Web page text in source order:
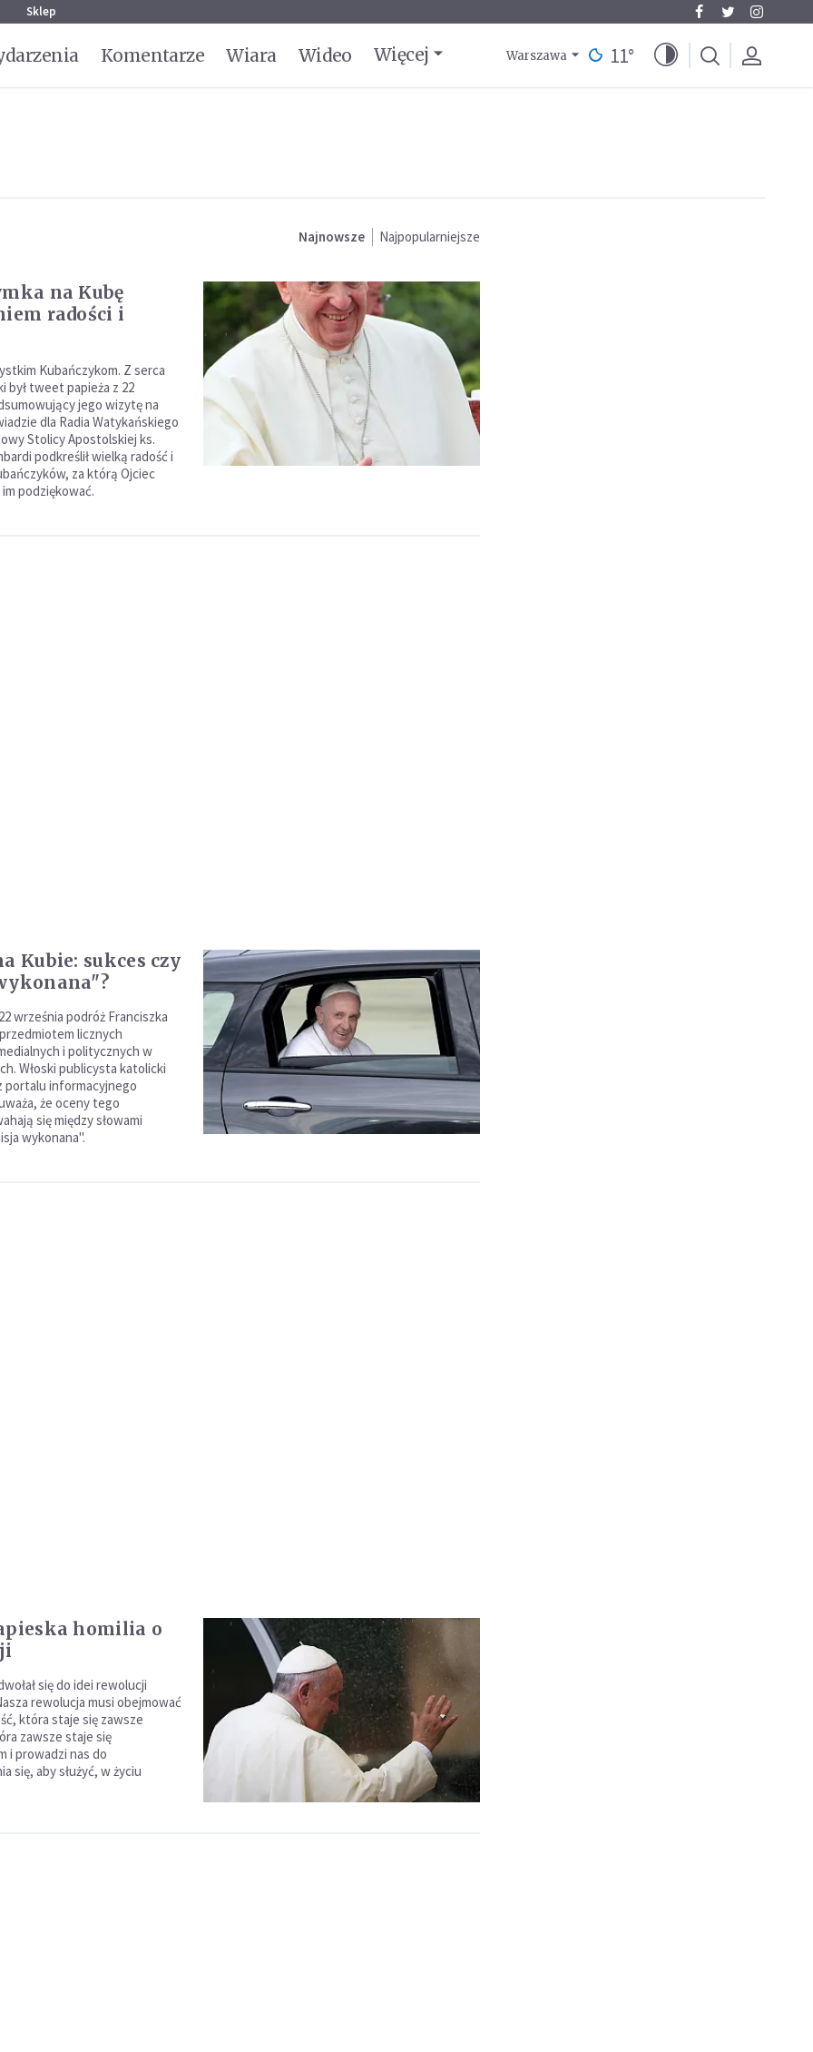
Sklep
Komentarze Wiara Wideo Więcej Warszawa 11°
Najnowsze Najpopularniejsze
na Kubę
radości i
Kubańczykom. Z serca
był tweet papieża z 22
jego wizytę na
dla Radia Watykańskiego
Stolicy Apostolskiej ks.
podkreślił wielką radość i
za którą Ojciec
podziękować.
Kubie: sukces czy
września podróż Franciszka
licznych
i politycznych w
Włoski publicysta katolicki
portalu informacyjnego
że oceny tego
się między słowami
wykonana".
homilia o
się do idei rewolucji
rewolucja musi obejmować
która staje się zawsze
zawsze staje się
i prowadzi nas do
się, aby służyć, w życiu